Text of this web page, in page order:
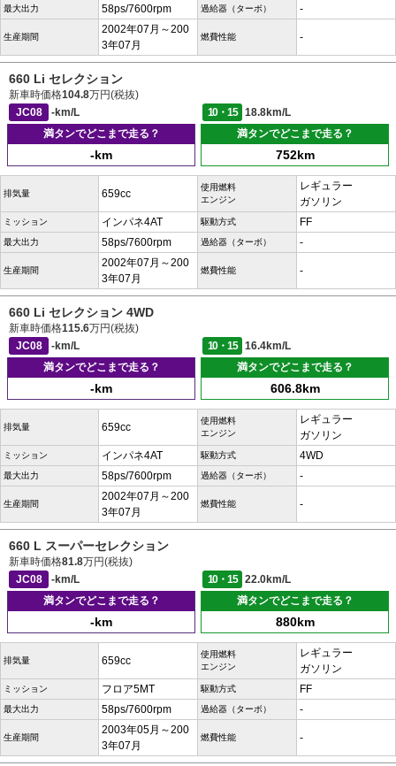
最大出力 58ps/7600rpm 過給器（ターボ） -
生産期間
2002年07月～200
3年07月
燃費性能 -
660 Li セレクション
新車時価格104.8万円(税抜)
JC08
-km/L 10・15
18.8km/L
満タンでどこまで走る？
-km
満タンでどこまで走る？
752km
排気量 659cc
使用燃料
エンジン
レギュラー
ガソリン
ミッション インパネ4AT 駆動方式 FF
最大出力 58ps/7600rpm 過給器（ターボ） -
生産期間
2002年07月～200
3年07月
燃費性能 -
660 Li セレクション 4WD
新車時価格115.6万円(税抜)
JC08
-km/L 10・15
16.4km/L
満タンでどこまで走る？
-km
満タンでどこまで走る？
606.8km
排気量 659cc
使用燃料
エンジン
レギュラー
ガソリン
ミッション インパネ4AT 駆動方式 4WD
最大出力 58ps/7600rpm 過給器（ターボ） -
生産期間
2002年07月～200
3年07月
燃費性能 -
660 L スーパーセレクション
新車時価格81.8万円(税抜)
JC08
-km/L 10・15
22.0km/L
満タンでどこまで走る？
-km
満タンでどこまで走る？
880km
排気量 659cc
使用燃料
エンジン
レギュラー
ガソリン
ミッション フロア5MT 駆動方式 FF
最大出力 58ps/7600rpm 過給器（ターボ） -
生産期間
2003年05月～200
3年07月
燃費性能 -